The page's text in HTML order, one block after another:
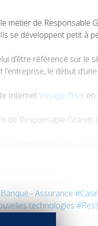
métier de Responsable
se développent petit à
d’être référencé sur le
l’entreprise, le début
InternetVoyage Privé en
de Responsable Grands
durables.J’assure aussi
vite compris que cette
- Assurance
technologies